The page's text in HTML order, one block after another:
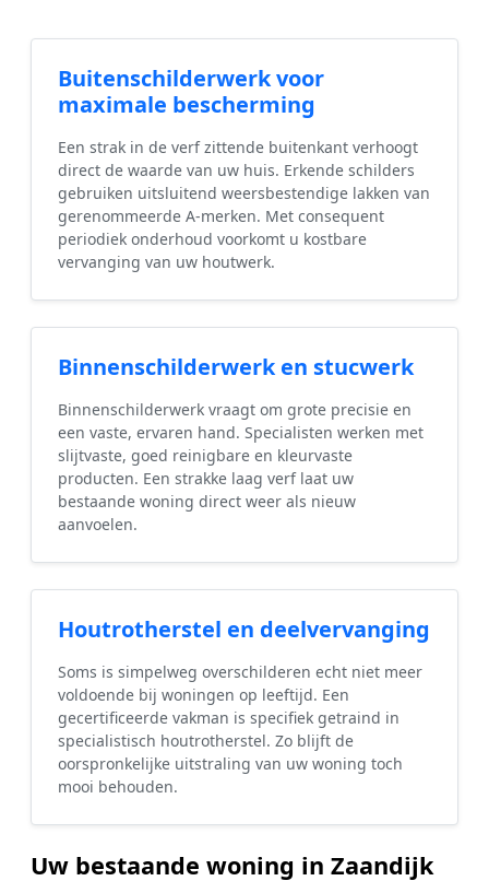
Buitenschilderwerk voor
maximale bescherming
Een strak in de verf zittende buitenkant verhoogt
direct de waarde van uw huis. Erkende schilders
gebruiken uitsluitend weersbestendige lakken van
gerenommeerde A-merken. Met consequent
periodiek onderhoud voorkomt u kostbare
vervanging van uw houtwerk.
Binnenschilderwerk en stucwerk
Binnenschilderwerk vraagt om grote precisie en
een vaste, ervaren hand. Specialisten werken met
slijtvaste, goed reinigbare en kleurvaste
producten. Een strakke laag verf laat uw
bestaande woning direct weer als nieuw
aanvoelen.
Houtrotherstel en deelvervanging
Soms is simpelweg overschilderen echt niet meer
voldoende bij woningen op leeftijd. Een
gecertificeerde vakman is specifiek getraind in
specialistisch houtrotherstel. Zo blijft de
oorspronkelijke uitstraling van uw woning toch
mooi behouden.
Uw bestaande woning in Zaandijk